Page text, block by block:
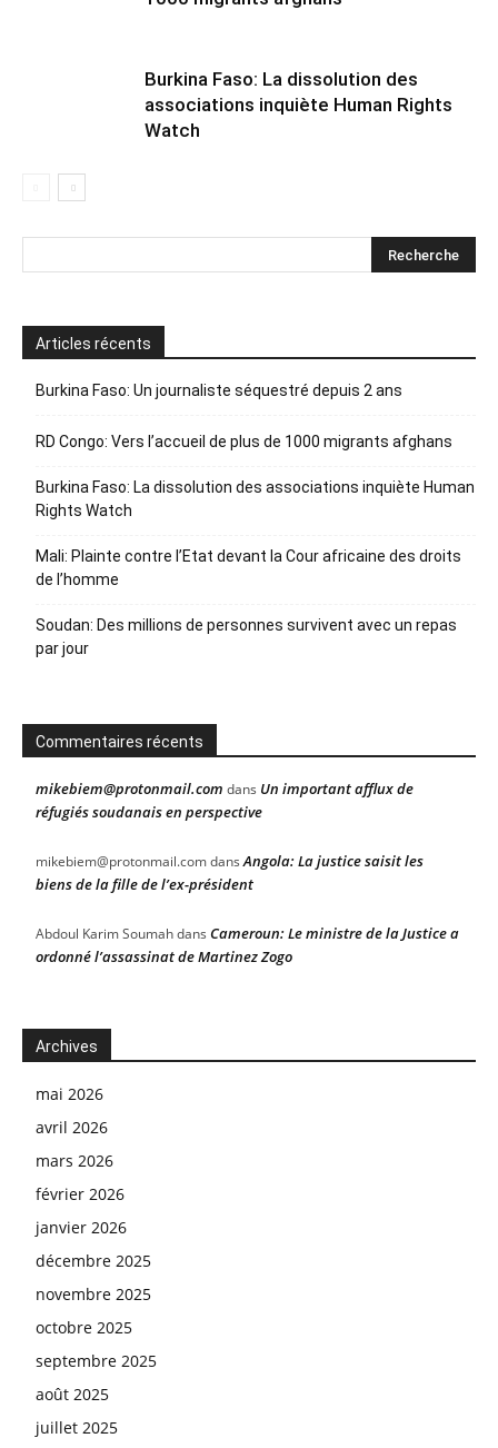
Burkina Faso: La dissolution des
associations inquiète Human Rights
Watch
Articles récents
Burkina Faso: Un journaliste séquestré depuis 2 ans
RD Congo: Vers l’accueil de plus de 1000 migrants afghans
Burkina Faso: La dissolution des associations inquiète Human
Rights Watch
Mali: Plainte contre l’Etat devant la Cour africaine des droits
de l’homme
Soudan: Des millions de personnes survivent avec un repas
par jour
Commentaires récents
mikebiem@protonmail.com dans Un important afflux de
réfugiés soudanais en perspective
mikebiem@protonmail.comdansAngola: La justice saisit les
biens de la fille de l’ex-président
Abdoul Karim Soumahdans Cameroun: Le ministre de la Justice a
ordonné l’assassinat de Martinez Zogo
Archives
mai 2026
avril 2026
mars 2026
février 2026
janvier 2026
décembre 2025
novembre 2025
octobre 2025
septembre 2025
août 2025
juillet 2025